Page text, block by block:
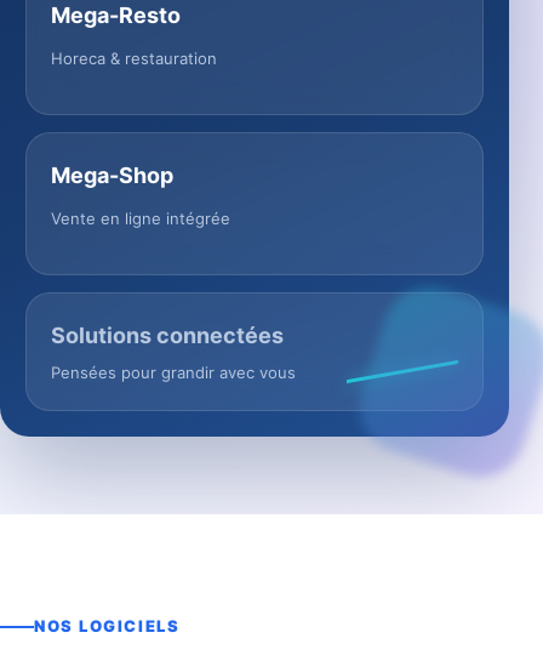
Mega-Resto
Horeca & restauration
Mega-Shop
Vente en ligne intégrée
Solutions connectées
Pensées pour grandir avec vous
NOS LOGICIELS